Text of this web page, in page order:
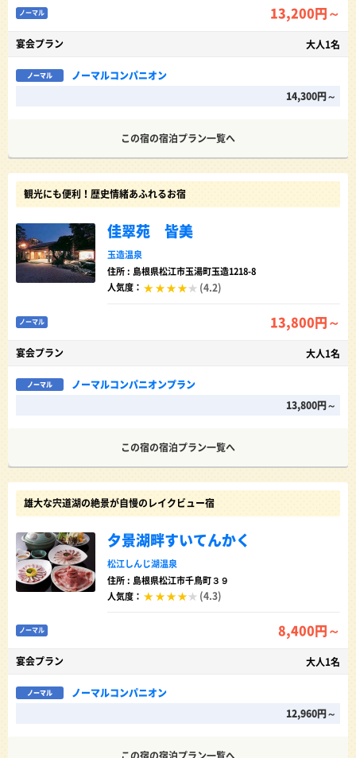
ノーマル 13,200円～
宴会プラン 大人1名
ノーマル
ノーマルコンパニオン
14,300円～
この宿の宿泊プラン一覧へ
観光にも便利！歴史情緒あふれるお宿
佳翠苑 皆美
玉造温泉
住所 : 島根県松江市玉湯町玉造1218-8
人気度：
(4.2)
ノーマル 13,800円～
宴会プラン 大人1名
ノーマル
ノーマルコンパニオンプラン
13,800円～
この宿の宿泊プラン一覧へ
雄大な宍道湖の絶景が自慢のレイクビュー宿
夕景湖畔すいてんかく
松江しんじ湖温泉
住所 : 島根県松江市千鳥町３９
人気度：
(4.3)
ノーマル 8,400円～
宴会プラン 大人1名
ノーマル
ノーマルコンパニオン
12,960円～